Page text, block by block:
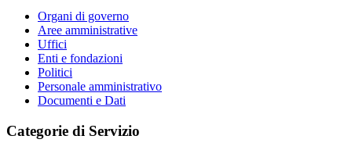
Organi di governo
Aree amministrative
Uffici
Enti e fondazioni
Politici
Personale amministrativo
Documenti e Dati
Categorie di Servizio